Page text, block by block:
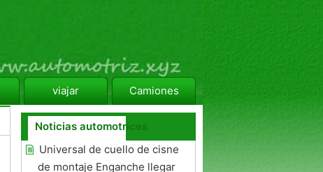
viajar Camiones
Noticias automotrices
Universal de cuello de cisne
de montaje Enganche llegar